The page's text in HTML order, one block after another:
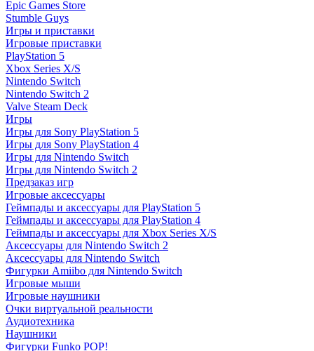
Epic Games Store
Stumble Guys
Игры и приставки
Игровые приставки
PlayStation 5
Xbox Series X/S
Nintendo Switch
Nintendo Switch 2
Valve Steam Deck
Игры
Игры для Sony PlayStation 5
Игры для Sony PlayStation 4
Игры для Nintendo Switch
Игры для Nintendo Switch 2
Предзаказ игр
Игровые аксессуары
Геймпады и аксессуары для PlayStation 5
Геймпады и аксессуары для PlayStation 4
Геймпады и аксессуары для Xbox Series X/S
Аксессуары для Nintendo Switch 2
Аксессуары для Nintendo Switch
Фигурки Amiibo для Nintendo Switch
Игровые мыши
Игровые наушники
Очки виртуальной реальности
Аудиотехника
Наушники
Фигурки Funko POP!